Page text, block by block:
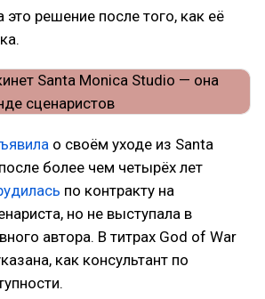
решение после того, как её
о своём уходе из Santa
более чем четырёх лет
по контракту на
но не выступала в
автора. В титрах God of War
как консультант по